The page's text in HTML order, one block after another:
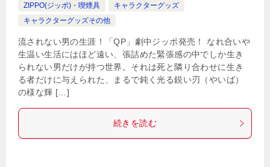
ZIPPO(ジッポ)・喫煙具
キャラクターグッズ
キャラクターグッズその他
流されない男の生涯！「QP」劇中ジッポ発売！ なれ合いや
生温い生活にはほど遠い、張詰めた緊張感の中でしか生き
られない男だけが持つ世界。それは死と隣り合わせに生き
る者だけに与えられた、まるで鈍く光る鋭い刃（やいば）
の様な輝 […]
続きを読む